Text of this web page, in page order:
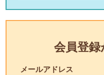
会員登
メールアドレス